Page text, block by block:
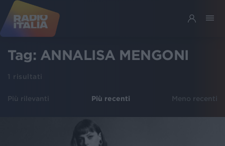
Tag: ANNALISA MENGONI
1 risultati
Più rilevanti Più recenti Meno recenti